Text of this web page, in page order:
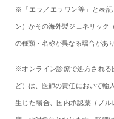
※「エラ／エラワン等」と表
ン）かその海外製ジェネリック
の種類・名称が異なる場合があ
※オンライン診療で処方される
ど）は、医師の責任において輸
生じた場合、国内承認薬（ノ